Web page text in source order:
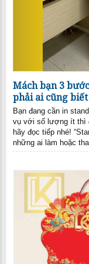
Mách bạn 3
phải ai cũng biết
Bạn đang cần in
vụ với số lượng ít thì
hãy đọc tiếp nhé!
những ai làm hoặc